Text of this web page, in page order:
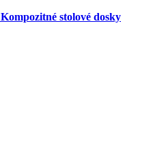
Kompozitné stolové dosky